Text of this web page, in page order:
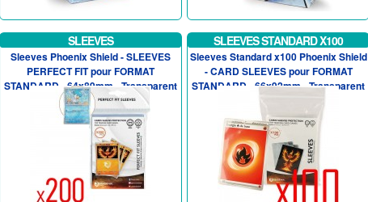
SLEEVES
Sleeves Phoenix Shield - SLEEVES
PERFECT FIT pour FORMAT
STANDARD - 64x89mm - Transparent
(x200)
SLEEVES STANDARD X100
Sleeves Standard x100 Phoenix Shield
- CARD SLEEVES pour FORMAT
STANDARD - 66x92mm - Transparent